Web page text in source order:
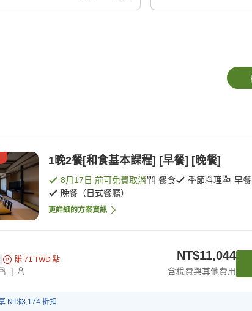
1晚2餐[和食基本課程] [早餐] [晚餐]
8月17日 前可免費取消 餐食 季節料理 早餐
晚餐（日式餐廳）
更詳細的方案資訊
賺 71 TWD 點
|
NT$11,044
含稅費與其他費用
NT$3,174 折扣